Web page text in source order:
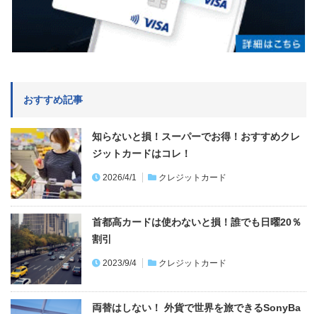
おすすめ記事
知らないと損！スーパーでお得！おすすめクレ
ジットカードはコレ！
2026/4/1 クレジットカード
首都高カードは使わないと損！誰でも日曜20％
割引
2023/9/4 クレジットカード
両替はしない！ 外貨で世界を旅できるSonyBa